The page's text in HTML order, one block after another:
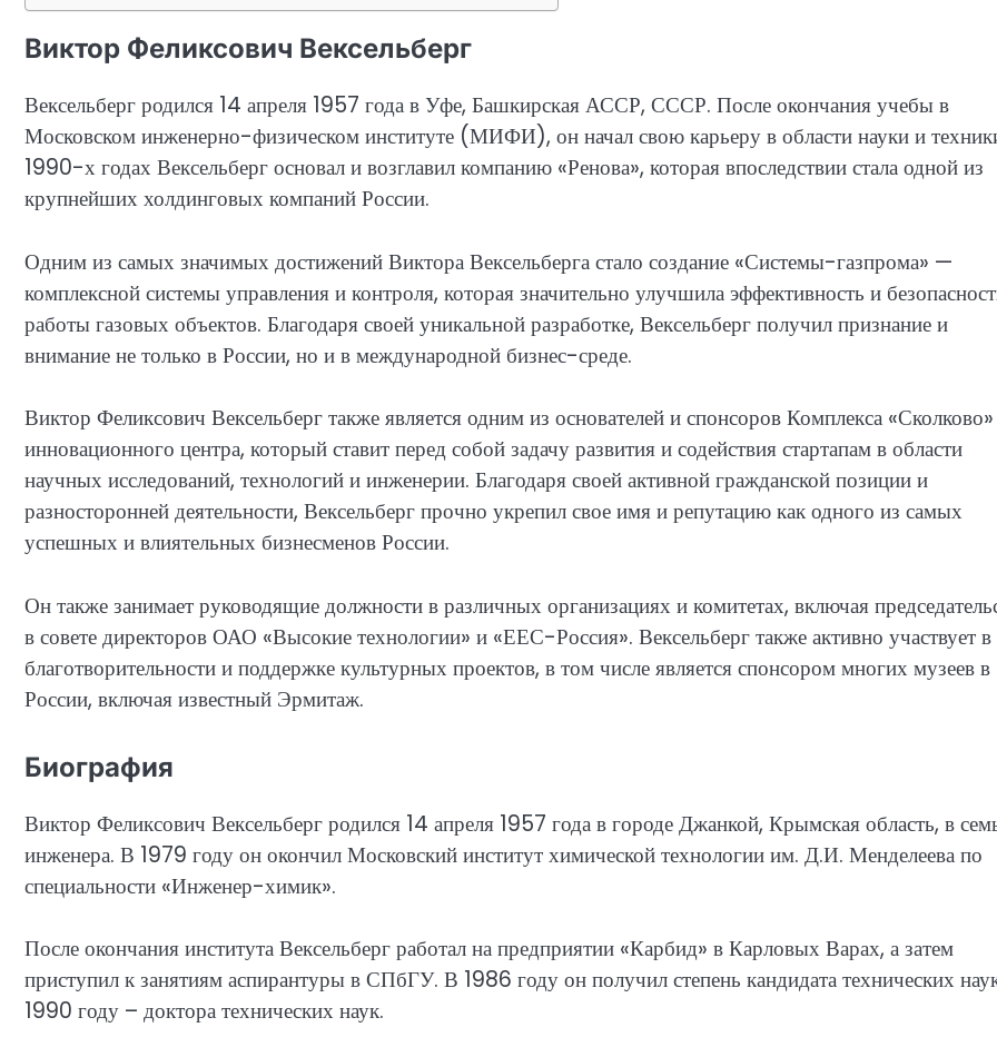
Виктор Феликсович Вексельберг
Вексельберг родился 14 апреля 1957 года в Уфе, Башкирская АССР, СССР. После окончания учебы в
Московском инженерно-физическом институте (МИФИ), он начал свою карьеру в области науки и
1990-х годах Вексельберг основал и возглавил компанию «Ренова», которая впоследствии стала одной из
крупнейших холдинговых компаний России.
Одним из самых значимых достижений Виктора Вексельберга стало создание «Системы-газпрома» —
комплексной системы управления и контроля, которая значительно улучшила эффективность и
работы газовых объектов. Благодаря своей уникальной разработке, Вексельберг получил признание и
внимание не только в России, но и в международной бизнес-среде.
Виктор Феликсович Вексельберг также является одним из основателей и спонсоров Комплекса
инновационного центра, который ставит перед собой задачу развития и содействия стартапам в области
научных исследований, технологий и инженерии. Благодаря своей активной гражданской позиции и
разносторонней деятельности, Вексельберг прочно укрепил свое имя и репутацию как одного из самых
успешных и влиятельных бизнесменов России.
Он также занимает руководящие должности в различных организациях и комитетах, включая
в совете директоров ОАО «Высокие технологии» и «ЕЕС-Россия». Вексельберг также активно участвует в
благотворительности и поддержке культурных проектов, в том числе является спонсором многих музеев в
России, включая известный Эрмитаж.
Биография
Виктор Феликсович Вексельберг родился 14 апреля 1957 года в городе Джанкой, Крымская область, в
инженера. В 1979 году он окончил Московский институт химической технологии им. Д.И. Менделеева по
специальности «Инженер-химик».
После окончания института Вексельберг работал на предприятии «Карбид» в Карловых Варах, а затем
приступил к занятиям аспирантуры в СПбГУ. В 1986 году он получил степень кандидата технических
1990 году – доктора технических наук.